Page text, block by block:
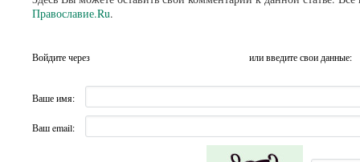
Православие.Ru.
Войдите через или введите свои данные:
Ваше имя:
Ваш email: